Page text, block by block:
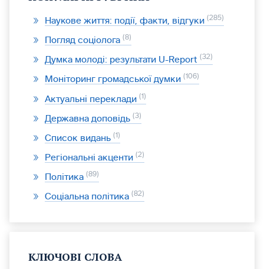
Наукове життя: події, факти, відгуки 285
Погляд соціолога 8
Думка молоді: результати U-Report 32
Моніторинг громадської думки 106
Актуальні переклади 1
Державна доповідь 3
Список видань 1
Регіональні акценти 2
Політика 89
Соціальна політика 82
КЛЮЧОВІ СЛОВА